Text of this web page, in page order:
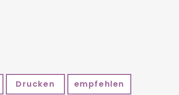
Drucken empfehlen